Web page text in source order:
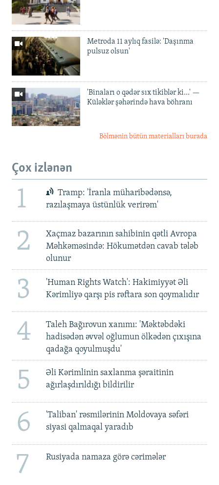
Metroda 11 aylıq fasilə: 'Daşınma
pulsuz olsun'
'Binaları o qədər sıx tikiblər ki...' —
Küləklər şəhərində hava böhranı
Bölmənin bütün materialları burada
Çox izlənən
1
Tramp: 'İranla müharibədənsə,
razılaşmaya üstünlük verirəm'
2
Xaçmaz bazarının sahibinin qətli Avropa
Məhkəməsində: Hökumətdən cavab tələb
olunur
3
'Human Rights Watch': Hakimiyyət Əli
Kərimliyə qarşı pis rəftara son qoymalıdır
4
Taleh Bağırovun xanımı: 'Məktəbdəki
hadisədən əvvəl oğlumun ölkədən çıxışına
qadağa qoyulmuşdu'
5
Əli Kərimlinin saxlanma şəraitinin
ağırlaşdırıldığı bildirilir
6
'Taliban' rəsmilərinin Moldovaya səfəri
siyasi qalmaqal yaradıb
7 Rusiyada namaza görə cərimələr